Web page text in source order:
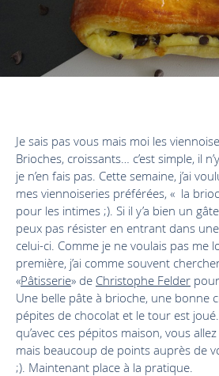
Je sais pas vous mais moi les
Brioches, croissants… c’est simple, il
je n’en fais pas. Cette semaine, j’ai
mes viennoiseries préférées, « la
pour les intimes ;). Si il y’a bien un
peux pas résister en entrant dans
celui-ci. Comme je ne voulais pas me
première, j’ai comme souvent
«Pâtisserie» de Christophe Felder
Une belle pâte à brioche, une bonne
pépites de chocolat et le tour est
qu’avec ces pépitos maison, vous
mais beaucoup de points auprès de
;). Maintenant place à la pratique.